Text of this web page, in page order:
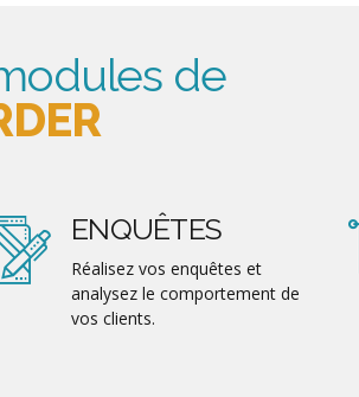
de
ENQUÊTES
Réalisez vos enquêtes et
analysez le comportement de
vos clients.